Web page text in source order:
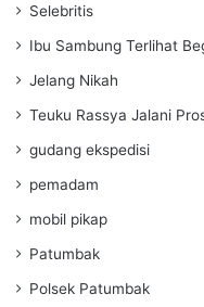
Selebritis
Ibu Sambung Terlihat
Jelang Nikah
Teuku Rassya Jalani
gudang ekspedisi
pemadam
mobil pikap
Patumbak
Polsek Patumbak